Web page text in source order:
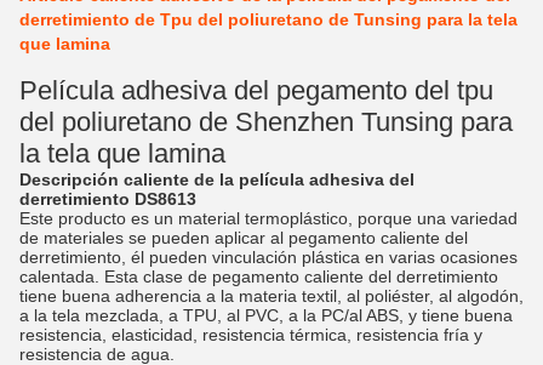
derretimiento de Tpu del poliuretano de Tunsing para la tela
que lamina
Película adhesiva del pegamento del tpu
del poliuretano de Shenzhen Tunsing para
la tela que lamina
Descripción caliente de la película adhesiva del
derretimiento DS8613
Este producto es un material termoplástico, porque una variedad
de materiales se pueden aplicar al pegamento caliente del
derretimiento, él pueden vinculación plástica en varias ocasiones
calentada. Esta clase de pegamento caliente del derretimiento
tiene buena adherencia a la materia textil, al poliéster, al algodón,
a la tela mezclada, a TPU, al PVC, a la PC/al ABS, y tiene buena
resistencia, elasticidad, resistencia térmica, resistencia fría y
resistencia de agua.